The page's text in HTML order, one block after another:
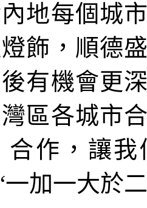
地每個城
飾，順德
有機會更
區各城市
合作，讓
一加一大於